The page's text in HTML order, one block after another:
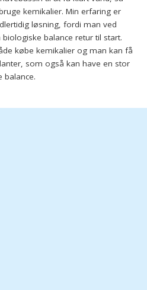
kemikalier. Min erfaring er
løsning, fordi man ved
balance retur til start.
købe kemikalier og man kan få
som også kan have en stor
balance.